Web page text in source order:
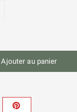
Ajouter au panier